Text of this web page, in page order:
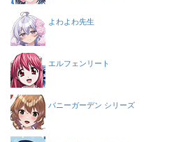
よわよわ先生
エルフェンリート
バニーガーデン シリーズ